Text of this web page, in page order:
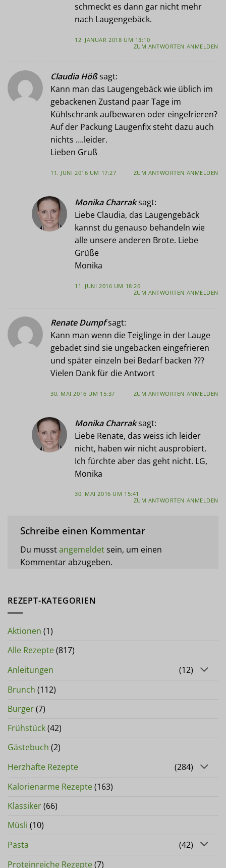
schmeckt es dann gar nicht mehr
nach Laugengebäck.
12. JANUAR 2018 UM 13:10
ZUM ANTWORTEN ANMELDEN
Claudia Hößsagt:
Kann man das Laugengebäck wie üblich im
gebackenen Zustand paar Tage im
Kühlschrank aufbewaren oder eingefrieren?
Auf der Packung Laugenfix steht dazu auch
nichts ….leider.
Lieben Gruß
11. JUNI 2016 UM 17:27 ZUM ANTWORTEN ANMELDEN
Monika Charraksagt:
Liebe Claudia, das Laugengebäck
kannst du genauso behandeln wie
alle unsere anderen Brote. Liebe
Grüße
Monika
11. JUNI 2016 UM 18:26
ZUM ANTWORTEN ANMELDEN
Renate Dumpfsagt:
Kann man wenn die Teiglinge in der Lauge
gebadet sind sie ungebacken eingefrieren
und später einzeln bei Bedarf backen ???
Vielen Dank für die Antwort
30. MAI 2016 UM 15:37 ZUM ANTWORTEN ANMELDEN
Monika Charraksagt:
Liebe Renate, das weiss ich leider
nicht, haben wir nicht ausprobiert.
Ich fürchte aber das geht nicht. LG,
Monika
30. MAI 2016 UM 15:41
ZUM ANTWORTEN ANMELDEN
Schreibe einen Kommentar
Du musstangemeldetsein, um einen
Kommentar abzugeben.
REZEPT-KATEGORIEN
Aktionen (1)
Alle Rezepte(817)
Anleitungen
(12)
Brunch (112)
Burger(7)
Frühstück(42)
Gästebuch (2)
Herzhafte Rezepte
(284)
Kalorienarme Rezepte(163)
Klassiker(66)
Müsli (10)
Pasta
(42)
Proteinreiche Rezepte(7)